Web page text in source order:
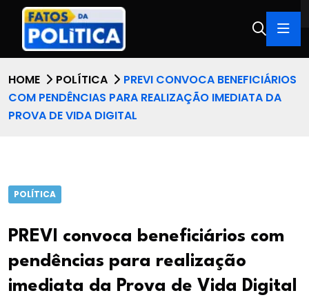
HOME POLÍTICA
PREVI CONVOCA BENEFICIÁRIOS
COM PENDÊNCIAS PARA REALIZAÇÃO IMEDIATA DA
PROVA DE VIDA DIGITAL
POLÍTICA
PREVI convoca beneficiários com
pendências para realização
imediata da Prova de Vida Digital